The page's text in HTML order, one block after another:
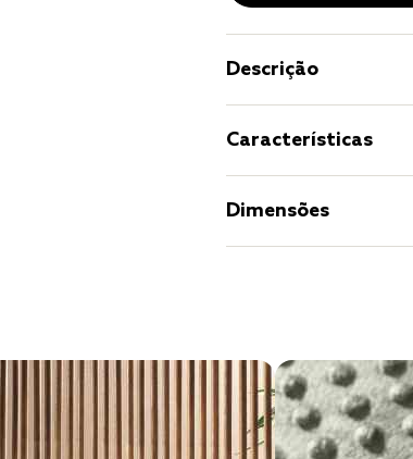
Descrição
Características
Dimensões